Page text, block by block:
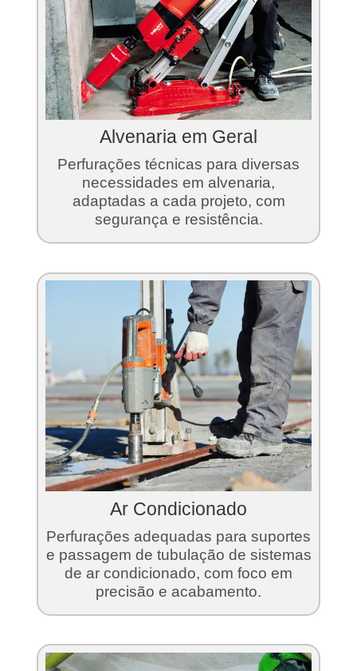
Alvenaria em Geral
Perfurações técnicas para diversas
necessidades em alvenaria,
adaptadas a cada projeto, com
segurança e resistência.
Ar Condicionado
Perfurações adequadas para suportes
e passagem de tubulação de sistemas
de ar condicionado, com foco em
precisão e acabamento.